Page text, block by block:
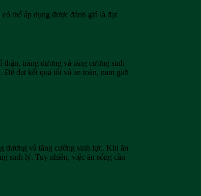
thể áp dụng được đánh giá là đạt
tráng dương và tăng cường sinh
đạt kết quả tốt và an toàn, nam giới
dương và tăng cường sinh lực. Khi ăn
sinh lý. Tuy nhiên, việc ăn sống cần